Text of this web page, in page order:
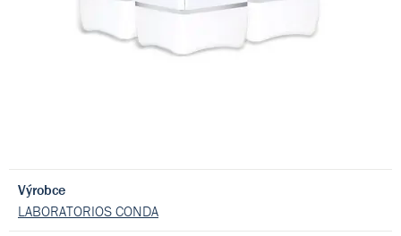
Výrobce
LABORATORIOS CONDA